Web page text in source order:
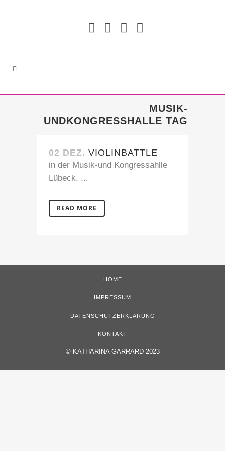
MUSIK-
UNDKONGRESSHALLE TAG
02 DEZ. VIOLINBATTLE
in der Musik-und Kongressahlle
Lübeck. ...
READ MORE
HOME
IMPRESSUM
DATENSCHUTZERKLÄRUNG
KONTAKT
© KATHARINA GARRARD 2023